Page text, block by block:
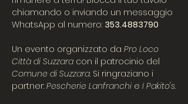
chiamando o inviando un messaggio
WhatsApp al numero: 353.4883790
Un evento organizzato da Pro Loco
Città di Suzzara con il patrocinio del
Comune di Suzzara. Si ringraziano i
partner: Pescherie Lanfranchi e I Pakito's.